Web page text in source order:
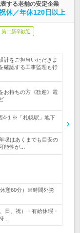
する老舗の安定企業
休／年休120日以上
第二新卒歓迎
計をご担当いただきま
確認する工事監理も行
お持ちの方《歓迎》電
4-1 ※「札幌駅」地下
収はあくまでも目安の
能性が…
憩60分）※時間外労
日、祝）・有給休暇・
…